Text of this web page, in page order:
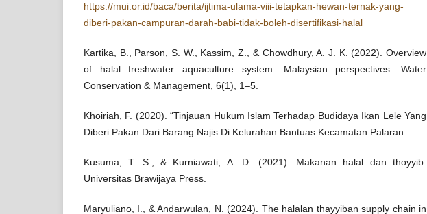
https://mui.or.id/baca/berita/ijtima-ulama-viii-tetapkan-hewan-ternak-yang-
diberi-pakan-campuran-darah-babi-tidak-boleh-disertifikasi-halal
Kartika, B., Parson, S. W., Kassim, Z., & Chowdhury, A. J. K. (2022). Overview
of halal freshwater aquaculture system: Malaysian perspectives. Water
Conservation & Management, 6(1), 1–5.
Khoiriah, F. (2020). “Tinjauan Hukum Islam Terhadap Budidaya Ikan Lele Yang
Diberi Pakan Dari Barang Najis Di Kelurahan Bantuas Kecamatan Palaran.
Kusuma, T. S., & Kurniawati, A. D. (2021). Makanan halal dan thoyyib.
Universitas Brawijaya Press.
Maryuliano, I., & Andarwulan, N. (2024). The halalan thayyiban supply chain in